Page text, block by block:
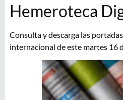
Hemeroteca
Consulta y descarga las
internacional de este martes 16